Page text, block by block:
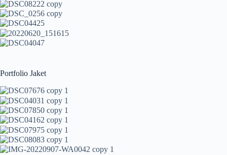
Portfolio Jaket